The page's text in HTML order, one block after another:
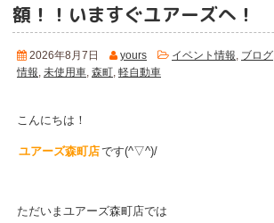
額！！いますぐユアーズへ！
2026年8月7日 yours イベント情報 ブログ
情報 未使用車 森町 軽自動車
こんにちは！
ユアーズ森町店です(^▽^)/
ただいまユアーズ森町店では